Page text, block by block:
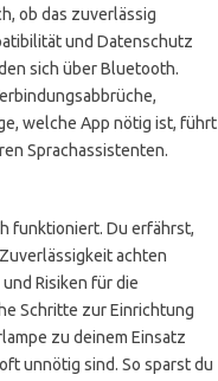
ob das zuverlässig
und Datenschutz
sich über Bluetooth.
welche App nötig ist, führt
Sprachassistenten.
funktioniert. Du erfährst,
achten
Risiken für die
Schritte zur Einrichtung
zu deinem Einsatz
unnötig sind. So sparst du